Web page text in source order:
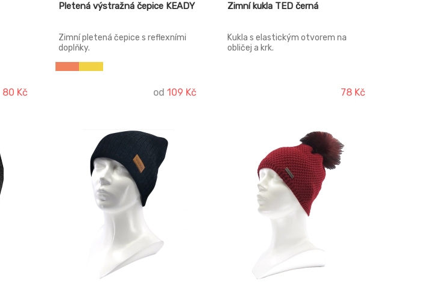
80 Kč
Pletená výstražná čepice KEADY
Zimní pletená čepice s reflexními
doplňky.
od 109 Kč
Zimní kukla TED černá
Kukla s elastickým otvorem na
obličej a krk.
78 Kč